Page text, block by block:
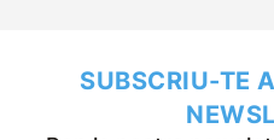
SUBSCRIU-TE